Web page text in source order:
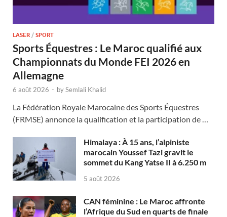
LASER / SPORT
Sports Équestres : Le Maroc qualifié aux
Championnats du Monde FEI 2026 en
Allemagne
6 août 2026 - bySemlali Khalid
La Fédération Royale Marocaine des Sports Équestres
(FRMSE) annonce la qualification et la participation de …
Himalaya : À 15 ans, l’alpiniste
marocain Youssef Tazi gravit le
sommet du Kang Yatse II à 6.250 m
5 août 2026
CAN féminine : Le Maroc affronte
l’Afrique du Sud en quarts de finale